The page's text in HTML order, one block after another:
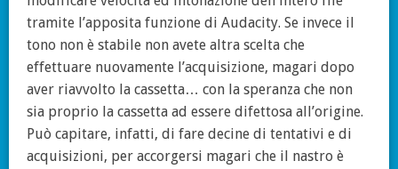
tramite l’apposita funzione di Audacity. Se invece il
tono non è stabile non avete altra scelta che
effettuare nuovamente l’acquisizione, magari dopo
aver riavvolto la cassetta… con la speranza che non
sia proprio la cassetta ad essere difettosa all’origine.
Può capitare, infatti, di fare decine di tentativi e di
acquisizioni, per accorgersi magari che il nastro è